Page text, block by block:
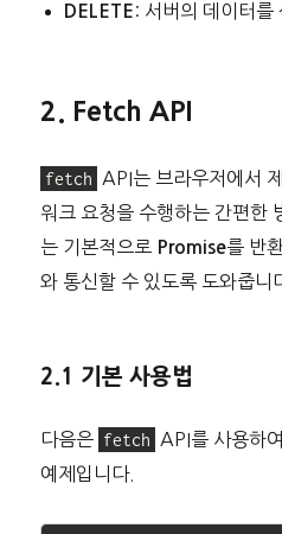
DELETE : 서버의 데이터를
2. Fetch API
fetch
API는 브라우저에서
워크 요청을 수행하는 간편한
는 기본적으로 Promise를 반
와 통신할 수 있도록 도와줍니
2.1 기본 사용법
다음은 fetch
API를 사용하
예제입니다.